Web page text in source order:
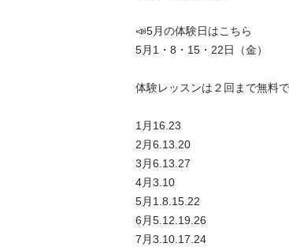
📣5月の体験日はこちら
5月1・8・15・22日（金）
体験レッスンは２回まで無料
1月16.23
2月6.13.20
3月6.13.27
4月3.10
5月1.8.15.22
6月5.12.19.26
7月3.10.17.24